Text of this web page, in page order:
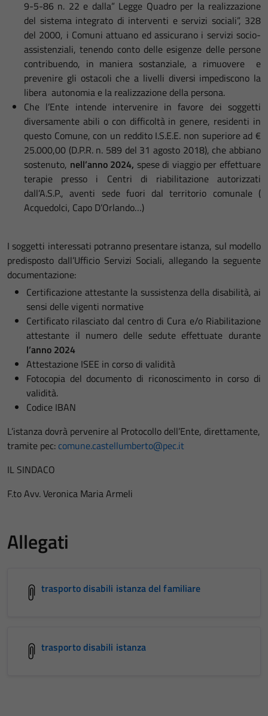
9-5-86 n. 22 e dalla” Legge Quadro per la realizzazione
del sistema integrato di interventi e servizi sociali”, 328
del 2000, i Comuni attuano ed assicurano i servizi socio-
assistenziali, tenendo conto delle esigenze delle persone
contribuendo, in maniera sostanziale, a rimuovere e
prevenire gli ostacoli che a livelli diversi impediscono la
libera autonomia e la realizzazione della persona.
Che l’Ente intende intervenire in favore dei soggetti
diversamente abili o con difficoltà in genere, residenti in
questo Comune, con un reddito I.S.E.E. non superiore ad €
25.000,00 (D.P.R. n. 589 del 31 agosto 2018), che abbiano
sostenuto, nell’anno 2024, spese di viaggio per effettuare
terapie presso i Centri di riabilitazione autorizzati
dall’A.S.P., aventi sede fuori dal territorio comunale (
Acquedolci, Capo D’Orlando…)
I soggetti interessati potranno presentare istanza, sul modello
predisposto dall’Ufficio Servizi Sociali, allegando la seguente
documentazione:
Certificazione attestante la sussistenza della disabilità, ai
sensi delle vigenti normative
Certificato rilasciato dal centro di Cura e/o Riabilitazione
attestante il numero delle sedute effettuate durante
l’anno 2024
Attestazione ISEE in corso di validità
Fotocopia del documento di riconoscimento in corso di
validità.
Codice IBAN
L’istanza dovrà pervenire al Protocollo dell’Ente, direttamente,
tramite pec: comune.castellumberto@pec.it
IL SINDACO
F.to Avv. Veronica Maria Armeli
Allegati
trasporto disabili istanza del familiare
trasporto disabili istanza